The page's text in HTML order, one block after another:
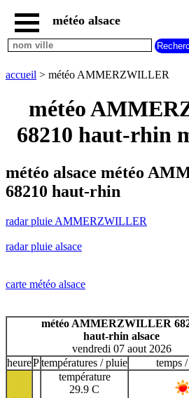
accueil
radar
AMMERZWILLER
météo
radar
alsace
carte
météo
météo
H
I J K L M
N
T
U
V
W X Y Z
météo alsace
accueil > météo AMMERZWILLER
météo
68210 haut-rhin
météo alsace météo
68210 haut-rhin
radar pluie AMMERZWILLER
radar pluie alsace
carte météo alsace
météo AMMERZWILLER
haut-rhin alsace
vendredi 07 aout 2026
heurePtempératures / pluie temps
température
29.9 C